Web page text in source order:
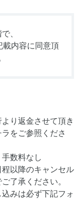
、
載内容に同意頂
り返金させて頂き
をご参照くださ
数料なし
以降のキャンセル
了承ください。
みは必ず下記フォ